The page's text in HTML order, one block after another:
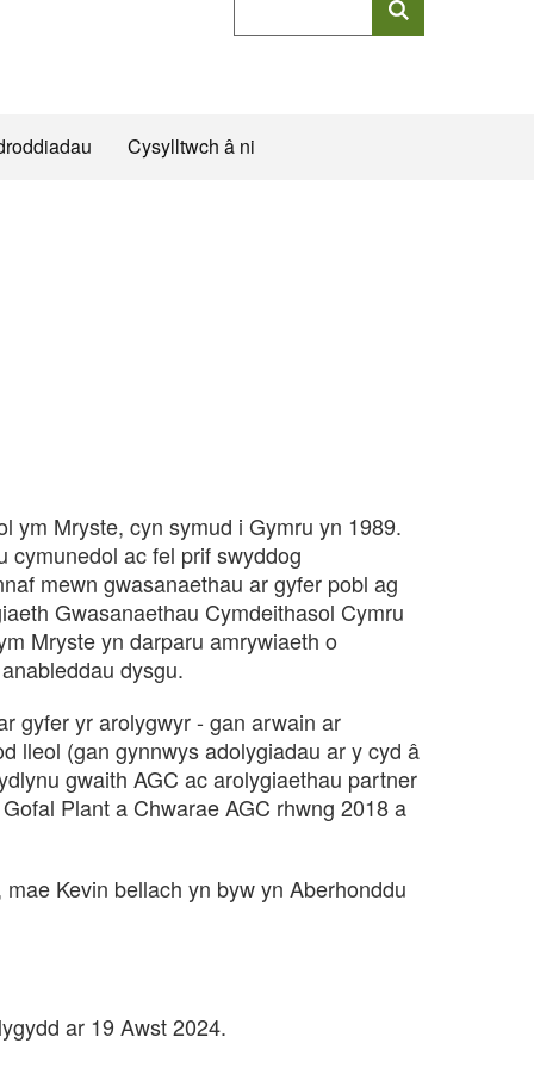
allweddeiriau
Cysylltwch â ni
ym Mryste, cyn symud i Gymru yn 1989.
cymunedol ac fel prif swyddog
mewn gwasanaethau ar gyfer pobl ag
Gwasanaethau Cymdeithasol Cymru
Mryste yn darparu amrywiaeth o
dysgu.
gyfer yr arolygwyr - gan arwain ar
lleol (gan gynnwys adolygiadau ar y cyd
gwaith AGC ac arolygiaethau partner
Plant a Chwarae AGC rhwng 2018 a
Kevin bellach yn byw yn Aberhonddu
ar 19 Awst 2024.